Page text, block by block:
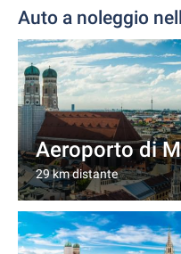
Auto a noleggio
Aeroporto di
29 km distante